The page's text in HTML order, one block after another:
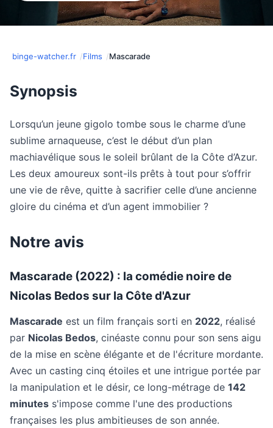
binge-watcher.fr Films Mascarade
Synopsis
Lorsqu’un jeune gigolo tombe sous le charme d’une
sublime arnaqueuse, c’est le début d’un plan
machiavélique sous le soleil brûlant de la Côte d’Azur.
Les deux amoureux sont-ils prêts à tout pour s’offrir
une vie de rêve, quitte à sacrifier celle d’une ancienne
gloire du cinéma et d’un agent immobilier ?
Notre avis
Mascarade (2022) : la comédie noire de
Nicolas Bedos sur la Côte d'Azur
Mascarade est un film français sorti en 2022, réalisé
par Nicolas Bedos, cinéaste connu pour son sens aigu
de la mise en scène élégante et de l'écriture mordante.
Avec un casting cinq étoiles et une intrigue portée par
la manipulation et le désir, ce long-métrage de 142
minutes s'impose comme l'une des productions
françaises les plus ambitieuses de son année.